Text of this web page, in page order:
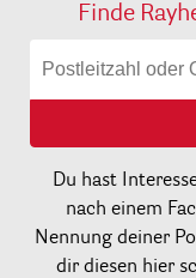
Finde
Du hast
nach einem
Nennung deiner
dir diesen hier